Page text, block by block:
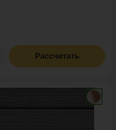
Рассчитать